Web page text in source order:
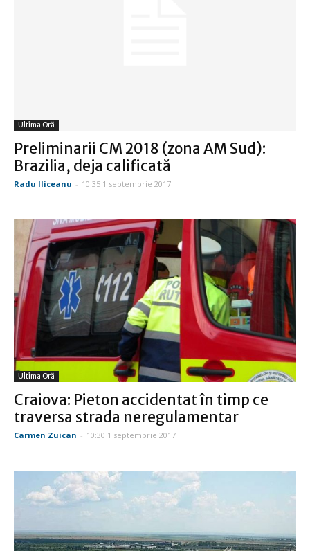
Ultima Oră
Preliminarii CM 2018 (zona AM Sud):
Brazilia, deja calificată
Radu Iliceanu - 10:35 1 septembrie 2017
Ultima Oră
Craiova: Pieton accidentat în timp ce
traversa strada neregulamentar
Carmen Zuican - 10:30 1 septembrie 2017